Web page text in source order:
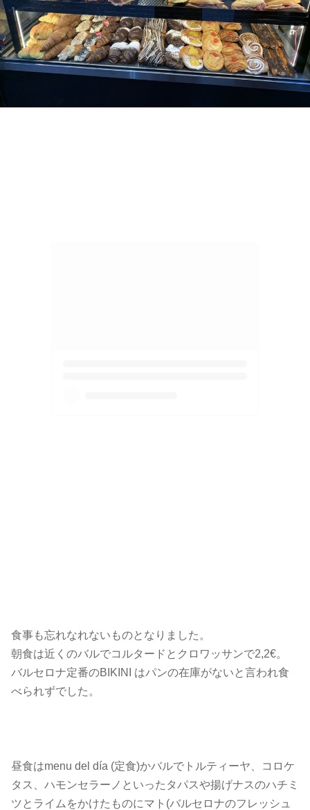
食事も忘れなれないものとなりました。
朝食は近くのバルでコルタードとクロワッサンで2,2€。
バルセロナ定番のBIKINI はパンの在庫がないと言われ食
べられずでした。
昼食はmenu del día (定食)かバルでトルティーヤ、コロケ
タス、ハモンセラーノといったタパスや揚げナスのハチミ
ツとライムをかけたものにマト(バルセロナのフレッシュ